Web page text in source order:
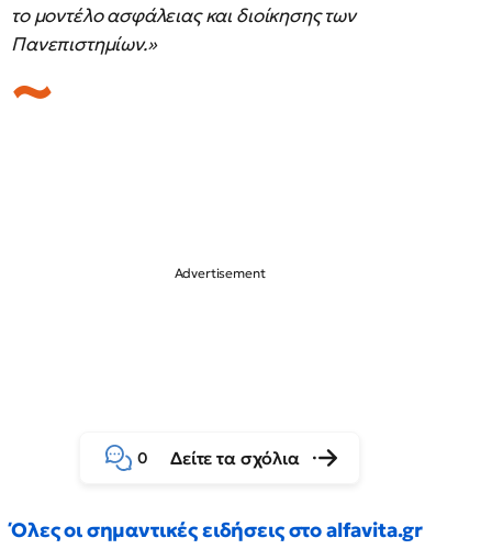
το μοντέλο ασφάλειας και διοίκησης των
Πανεπιστημίων.»
0 Δείτε τα σχόλια
Όλες οι σημαντικές ειδήσεις στο alfavita.gr